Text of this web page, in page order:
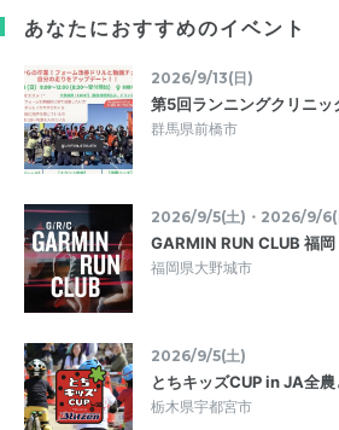
あなたにおすすめのイベント
2026/9/13(日)
第5回ランニングクリニッ
群馬県前橋市
2026/9/5(土)・2026/9/6(
GARMIN RUN CLUB 福
福岡県大野城市
2026/9/5(土)
とちキッズCUP in JA全
栃木県宇都宮市